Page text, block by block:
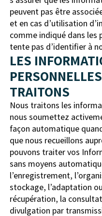
peuvent pas être
et en cas d’utilisation
comme indiqué dans les
tente pas d’identifier à
LES
TRAITONS
Nous traitons les
nous soumettez
façon automatique
que nous recueillons
pouvons traiter vos
sans moyens
l’enregistrement,
stockage, l’adaptation
récupération, la
divulgation par